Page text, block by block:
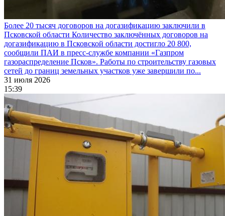
Более 20 тысяч договоров на догазификацию заключили в
Псковской области Количество заключённых договоров на
догазификацию в Псковской области достигло 20 800,
сообщили ПАИ в пресс-службе компании «Газпром
газораспределение Псков». Работы по строительству газовых
сетей до границ земельных участков уже завершили по...
31 июля 2026
15:39